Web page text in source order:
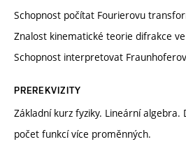
Schopnost počítat Fourierovu
Znalost kinematické teorie difrakce
Schopnost interpretovat
PREREKVIZITY
Základní kurz fyziky. Lineární
počet funkcí více proměnných.